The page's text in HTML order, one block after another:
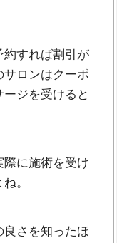
約すれば割引が
ロンはクーポ
ジを受けると
際に施術を受け
。
良さを知ったほ